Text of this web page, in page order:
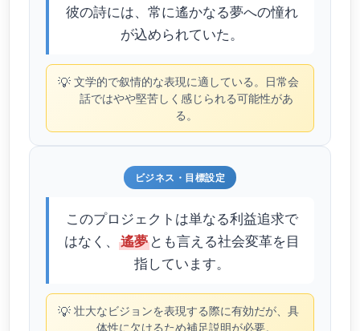
彼の詩には、常に遙かなる夢への憧れ
が込められていた。
💡 文学的で叙情的な表現に適している。日常会
話ではやや堅苦しく感じられる可能性があ
る。
ビジネス・目標設定
このプロジェクトは単なる利益追求で
はなく、
遙夢とも言える社会変革を目
指しています。
💡 壮大なビジョンを表現する際に有効だが、具
体性に欠けるため補足説明が必要。